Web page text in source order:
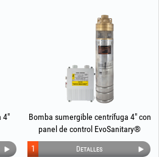
4"
Bomba sumergible centrífuga 4" con
panel de control EvoSanitary®
Detalles
1